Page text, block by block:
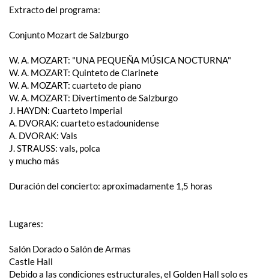
Extracto del programa:
Conjunto Mozart de Salzburgo
W. A. ​​MOZART: "UNA PEQUEÑA MÚSICA NOCTURNA"
W. A. ​​MOZART: Quinteto de Clarinete
W. A. ​​MOZART: cuarteto de piano
W. A. ​​MOZART: Divertimento de Salzburgo
J. HAYDN: Cuarteto Imperial
A. DVORAK: cuarteto estadounidense
A. DVORAK: Vals
J. STRAUSS: vals, polca
y mucho más
Duración del concierto: aproximadamente 1,5 horas
Lugares:
Salón Dorado o Salón de Armas
Castle Hall
Debido a las condiciones estructurales, el Golden Hall solo es